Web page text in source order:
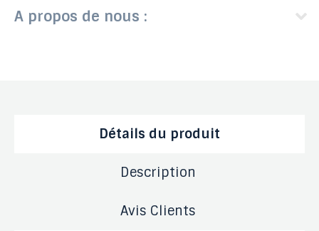
A propos de nous :
Détails du produit
Description
Avis Clients